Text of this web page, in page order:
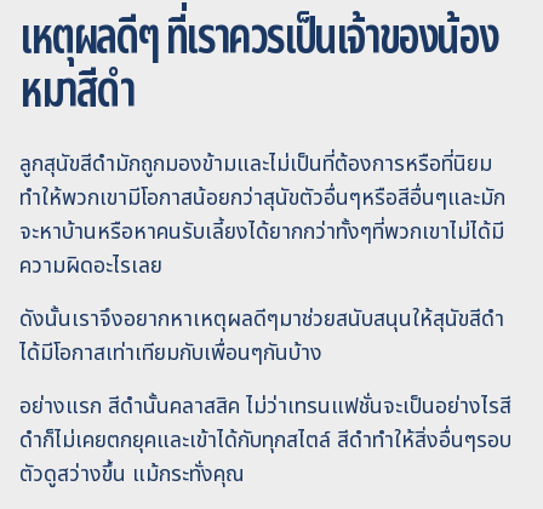
เหตุผลดีๆ ที่เราควรเป็นเจ้าของน้อง
หมาสีดำ
ลูกสุนัขสีดำมักถูกมองข้ามและไม่เป็นที่ต้องการหรือที่นิยม
ทำให้พวกเขามีโอกาสน้อยกว่าสุนัขตัวอื่นๆหรือสีอื่นๆและมัก
จะหาบ้านหรือหาคนรับเลี้ยงได้ยากกว่าทั้งๆที่พวกเขาไม่ได้มี
ความผิดอะไรเลย
ดังนั้นเราจึงอยากหาเหตุผลดีๆมาช่วยสนับสนุนให้สุนัขสีดำ
ได้มีโอกาสเท่าเทียมกับเพื่อนๆกันบ้าง
อย่างแรก สีดำนั้นคลาสสิค ไม่ว่าเทรนแฟชั่นจะเป็นอย่างไรสี
ดำก็ไม่เคยตกยุคและเข้าได้กับทุกสไตล์ สีดำทำให้สิ่งอื่นๆรอบ
ตัวดูสว่างขึ้น แม้กระทั่งคุณ